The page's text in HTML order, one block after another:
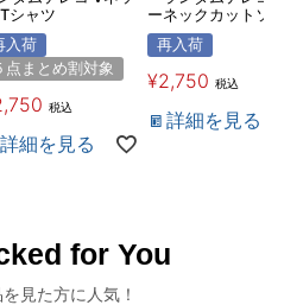
シャツ
入荷
点まとめ割対象
税込
詳細を見る
ーネックカットソー』
再入荷
¥2,750 税込
詳細を見る
for You
見た方に人気！